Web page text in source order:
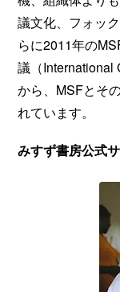
議文化、フォッ
らに2011年の
議（International
から、MSFとそ
れています。
みすず書房公式